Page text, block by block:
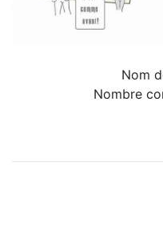
Nom
Nombre